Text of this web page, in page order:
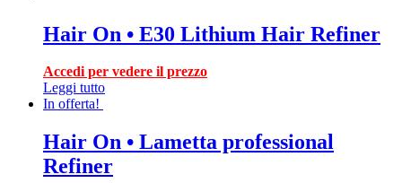
Hair On • E30 Lithium Hair Refiner
Accedi per vedere il prezzo
Leggi tutto
In offerta!
Hair On • Lametta professional
Refiner